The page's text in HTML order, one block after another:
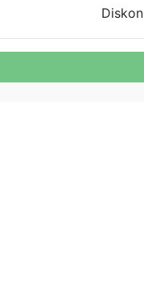
Diskon